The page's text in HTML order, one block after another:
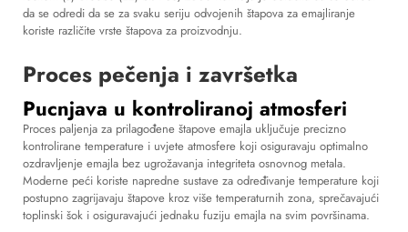
da se odredi da se za svaku seriju odvojenih štapova za emajliranje
koriste različite vrste štapova za proizvodnju.
Proces pečenja i završetka
Pucnjava u kontroliranoj atmosferi
Proces paljenja za prilagođene štapove emajla uključuje precizno
kontrolirane temperature i uvjete atmosfere koji osiguravaju optimalno
ozdravljenje emajla bez ugrožavanja integriteta osnovnog metala.
Moderne peći koriste napredne sustave za određivanje temperature koji
postupno zagrijavaju štapove kroz više temperaturnih zona, sprečavajući
toplinski šok i osiguravajući jednaku fuziju emajla na svim površinama.